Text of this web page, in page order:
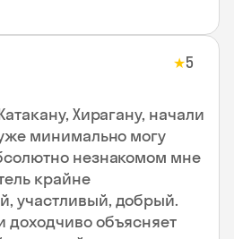
★5
Хирагану, начали
минимально могу
незнакомом мне
крайне
участливый, добрый.
доходчиво объясняет